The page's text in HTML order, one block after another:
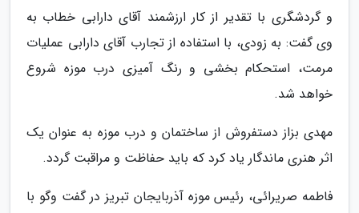
و گردشگری با تقدیر از کار ارزشمند آقای دارابی خطاب به
وی گفت: به زودی، با استفاده از تجارب آقای دارابی عملیات
مرمت، استحکام بخشی و رنگ آمیزی درب موزه شروع
خواهد شد.
مهدی بزاز دستفروش از ساختمان و درب موزه به عنوان یک
اثر هنری ماندگار یاد کرد که باید حفاظت و مراقبت گردد.
فاطمه صریرائی، رئیس موزه آذربایجان تبریز در گفت وگو با